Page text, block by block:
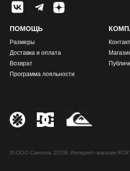
ПОМОЩЬ
Размеры
Доставка и оплата
Возврат
Программа лояльности
© ООО Санточа. 2026. Интернет-магазин